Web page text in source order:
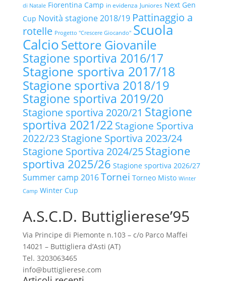
di Natale Fiorentina Camp in evidenza Juniores Next Gen
Cup Novità stagione 2018/19 Pattinaggio a
rotelle Progetto "Crescere Giocando" Scuola
CalcioSettore Giovanile
Stagione sportiva 2016/17
Stagione sportiva 2017/18
Stagione sportiva 2018/19
Stagione sportiva 2019/20
Stagione sportiva 2020/21 Stagione
sportiva 2021/22 Stagione Sportiva
2022/23 Stagione Sportiva 2023/24
Stagione Sportiva 2024/25Stagione
sportiva 2025/26 Stagione sportiva 2026/27
Summer camp 2016Tornei Torneo Misto Winter
Camp Winter Cup
A.S.C.D. Buttiglierese’95
Via Principe di Piemonte n.103 – c/o Parco Maffei
14021 – Buttigliera d’Asti (AT)
Tel. 3203063465
info@buttiglierese.com